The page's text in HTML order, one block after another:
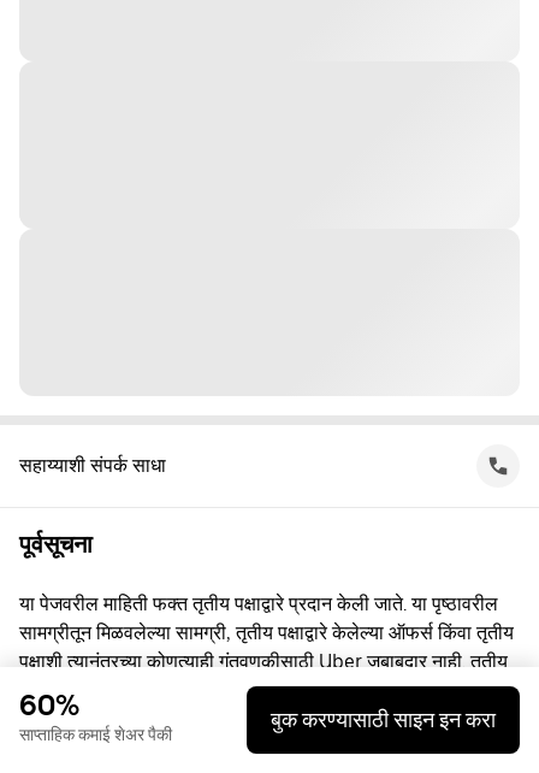
सहाय्याशी संपर्क साधा
पूर्वसूचना
या पेजवरील माहिती फक्त तृतीय पक्षाद्वारे प्रदान केली जाते. या पृष्ठावरील
सामग्रीतून मिळवलेल्या सामग्री, तृतीय पक्षाद्वारे केलेल्या ऑफर्स किंवा तृतीय
पक्षाशी त्यानंतरच्या कोणत्याही गुंतवणूकीसाठी Uber जबाबदार नाही. तृतीय
पक्षाशी व्यस्त असताना, तुम्ही त्यांच्याशी थेट करार करता, ज्यासाठी Uber हा
पक्ष नाही. प्रश्नांसाठी, कृपया तृतीय पक्षाशी थेट संपर्क साधा.
60%
साप्ताहिक कमाई शेअर पैकी
बुक करण्यासाठी साइन इन करा